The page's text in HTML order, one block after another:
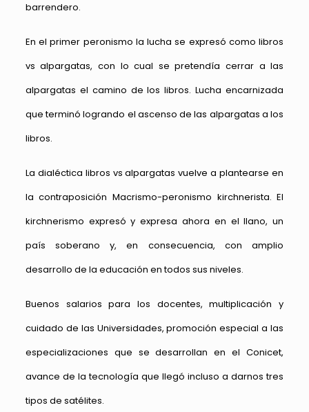
barrendero.
En el primer peronismo la lucha se expresó como libros
vs alpargatas, con lo cual se pretendía cerrar a las
alpargatas el camino de los libros. Lucha encarnizada
que terminó logrando el ascenso de las alpargatas a los
libros.
La dialéctica libros vs alpargatas vuelve a plantearse en
la contraposición Macrismo-peronismo kirchnerista. El
kirchnerismo expresó y expresa ahora en el llano, un
país soberano y, en consecuencia, con amplio
desarrollo de la educación en todos sus niveles.
Buenos salarios para los docentes, multiplicación y
cuidado de las Universidades, promoción especial a las
especializaciones que se desarrollan en el Conicet,
avance de la tecnología que llegó incluso a darnos tres
tipos de satélites.